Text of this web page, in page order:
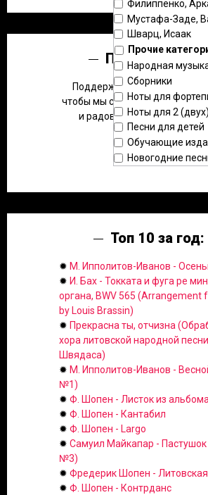
Филиппенко,
Мустафа-Заде,
Шварц, Исаак
Прочие
Народная
Сборники
Ноты для
Ноты для 2
Песни для детей
Обучающие
Новогодние
Помощь
Поддержите наш проект в
чтобы мы смогли размещать
и радовать вас новыми
Топ 10 за год:
✹ М. Ипполитов-Иванов -
✹ И. Бах - Токката и фуга ре
органа, BWV 565 (Arrangement
by Louis Brassin)
✹ Прекрасна ты, отчизна
хора литовской народной
Швядаса)
✹ М. Ипполитов-Иванов -
№1)
✹ Ф. Шопен - Листок из
✹ Ф. Шопен - Кантабил
✹ Ф. Шопен - Largo
✹ Самуил Майкапар - Пастушок
№3)
✹ Фредерик Шопен -
✹ Ф. Шопен - Контрданс